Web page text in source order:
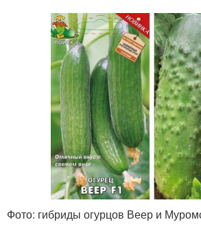
Фото: гибриды огурцов Веер и